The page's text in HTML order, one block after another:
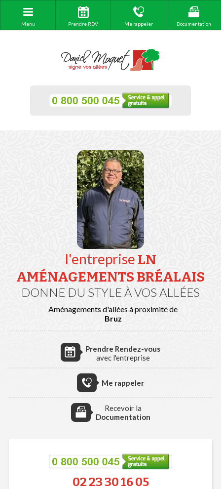
Menu Prendre RDV Me rappeler Documentation
l'entreprise LN
AMÉNAGEMENTS BRÉALAIS
DONNE DU STYLE À VOS ALLÉES
Aménagements d'allées à proximité de
Bruz
Prendre Rendez-vous
avec l'entreprise
Me rappeler
Recevoir la
Documentation
02 23 30 16 05